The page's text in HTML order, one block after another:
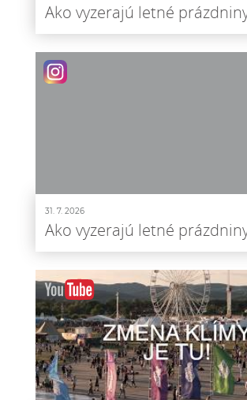
Ako vyzerajú letné
31. 7. 2026
Ako vyzerajú letné